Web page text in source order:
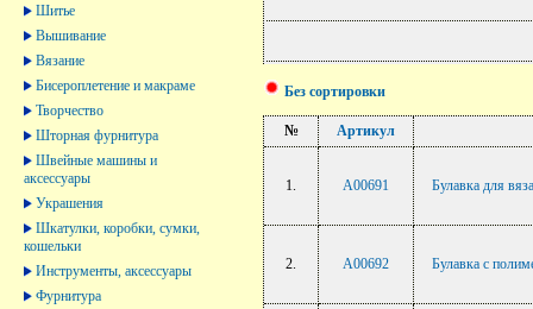
Шитье
Вышивание
Вязание
Бисероплетение и макраме
Творчество
Шторная фурнитура
Швейные машины и
аксессуары
Украшения
Шкатулки, коробки, сумки,
кошельки
Инструменты, аксессуары
Фурнитура
Без сортировки
№ Артикул
1. A00691 Булавка для
2. A00692 Булавка с